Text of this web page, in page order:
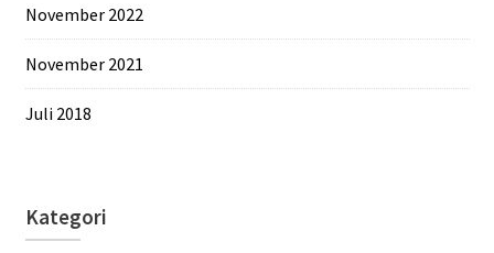
November 2022
November 2021
Juli 2018
Kategori